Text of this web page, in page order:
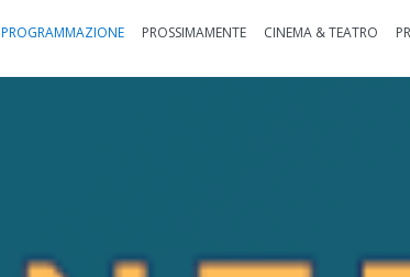
PROGRAMMAZIONE PROSSIMAMENTE CINEMA & TEATRO